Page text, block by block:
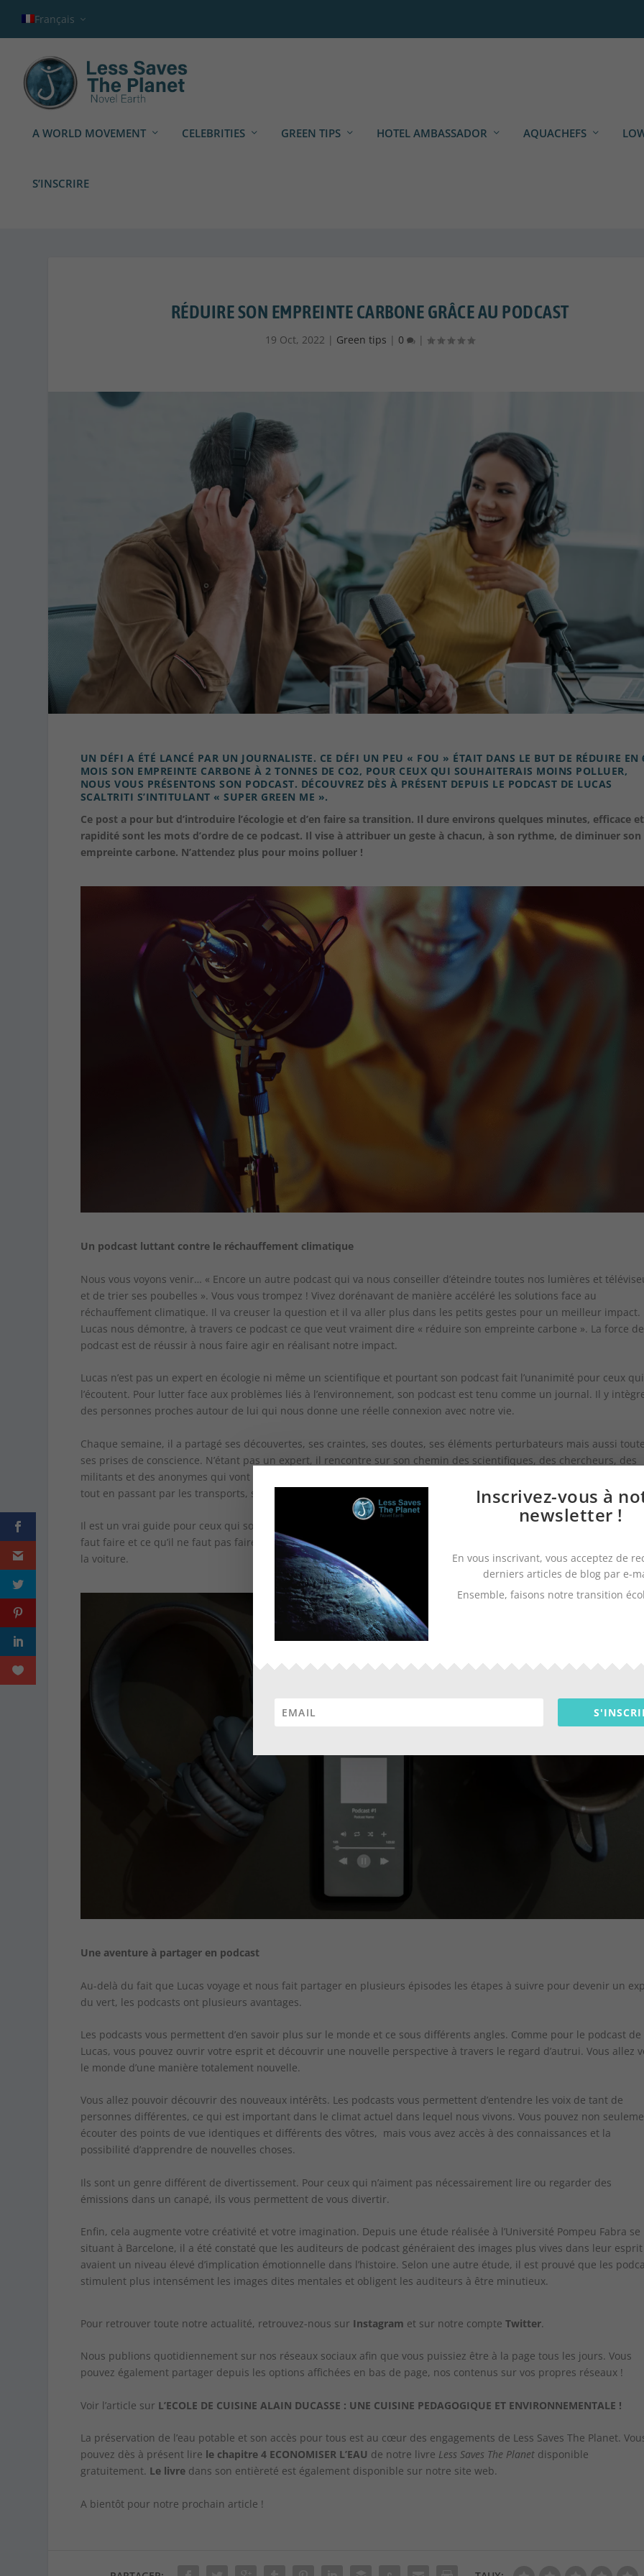
Français
A WORLD MOVEMENT CELEBRITIES GREEN TIPS HOTEL AMBASSADOR AQUACHEFS
S’INSCRIRE
RÉDUIRE SON EMPREINTE CARBONE GRÂCE AU PODCAST
19 Oct, 2022 | Green tips | 0 |
UN DÉFI A ÉTÉ LANCÉ PAR UN JOURNALISTE. CE DÉFI UN PEU « FOU » ÉTAIT DANS LE BUT DE RÉDUIRE EN
MOIS SON EMPREINTE CARBONE À 2 TONNES DE CO2, POUR CEUX QUI SOUHAITERAIS MOINS POLLUER,
NOUS VOUS PRÉSENTONS SON PODCAST. DÉCOUVREZ DÈS À PRÉSENT DEPUIS LE PODCAST DE LUCAS
SCALTRITI S’INTITULANT « SUPER GREEN ME ».
Ce post a pour but d’introduire l’écologie et d’en faire sa transition. Il dure environs quelques minutes, efficace et
rapidité sont les mots d’ordre de ce podcast. Il vise à attribuer un geste à chacun, à son rythme, de diminuer son
empreinte carbone. N’attendez plus pour moins polluer !
Un podcast luttant contre le réchauffement climatique
Nous vous voyons venir… « Encore un autre podcast qui va nous conseiller d’éteindre toutes nos lumières et
et de trier ses poubelles ». Vous vous trompez ! Vivez dorénavant de manière accéléré les solutions face au
réchauffement climatique. Il va creuser la question et il va aller plus dans les petits gestes pour un meilleur impact.
Lucas nous démontre, à travers ce podcast ce que veut vraiment dire « réduire son empreinte carbone ». La force
podcast est de réussir à nous faire agir en réalisant notre impact.
Lucas n’est pas un expert en écologie ni même un scientifique et pourtant son podcast fait l’unanimité pour ceux qui
l’écoutent. Pour lutter face aux problèmes liés à l’environnement, son podcast est tenu comme un journal. Il y
des personnes proches autour de lui qui nous donne une réelle connexion avec notre vie.
Chaque semaine, il a partagé ses découvertes, ses craintes, ses doutes, ses éléments perturbateurs mais aussi
ses prises de conscience. N’étant pas un expert, il rencontre sur son chemin des scientifiques, des chercheurs, des
militants et des anonymes qui vont l’épauler à mettre son objectif en place de façon écologique. Des repas aux
tout en passant par les transports, son chez soi et même dans les loisirs.
Il est un vrai guide pour ceux qui souhaiteraient se lancer et vous montre avec diffères arguments convaincants ce
faut faire et ce qu’il ne faut pas faire. Par exemple, lors de son voyage au Pays basque, il évite l’avion, le train et
la voiture.
Une aventure à partager en podcast
Au-delà du fait que Lucas voyage et nous fait partager en plusieurs épisodes les étapes à suivre pour devenir un
du vert, les podcasts ont plusieurs avantages.
Les podcasts vous permettent d’en savoir plus sur le monde et ce sous différents angles. Comme pour le podcast de
Lucas, vous pouvez ouvrir votre esprit et découvrir une nouvelle perspective à travers le regard d’autrui. Vous allez
le monde d’une manière totalement nouvelle.
Vous allez pouvoir découvrir des nouveaux intérêts. Les podcasts vous permettent d’entendre les voix de tant de
personnes différentes, ce qui est important dans le climat actuel dans lequel nous vivons. Vous pouvez non
écouter des points de vue identiques et différents des vôtres, mais vous avez accès à des connaissances et la
possibilité d’apprendre de nouvelles choses.
Ils sont un genre différent de divertissement. Pour ceux qui n’aiment pas nécessairement lire ou regarder des
émissions dans un canapé, ils vous permettent de vous divertir.
Enfin, cela augmente votre créativité et votre imagination. Depuis une étude réalisée à l’Université Pompeu Fabra se
situant à Barcelone, il a été constaté que les auditeurs de podcast généraient des images plus vives dans leur
avaient un niveau élevé d’implication émotionnelle dans l’histoire. Selon une autre étude, il est prouvé que les
stimulent plus intensément les images dites mentales et obligent les auditeurs à être minutieux.
Pour retrouver toute notre actualité, retrouvez-nous sur Instagram et sur notre compte Twitter.
Nous publions quotidiennement sur nos réseaux sociaux afin que vous puissiez être à la page tous les jours. Vous
pouvez également partager depuis les options affichées en bas de page, nos contenus sur vos propres réseaux !
Voir l’article sur L’ECOLE DE CUISINE ALAIN DUCASSE : UNE CUISINE PEDAGOGIQUE ET ENVIRONNEMENTALE !
La préservation de l’eau potable et son accès pour tous est au cœur des engagements de Less Saves The Planet.
pouvez dès à présent lire le chapitre 4 ECONOMISER L’EAU de notre livre Less Saves The Planetdisponible
gratuitement. Le livre dans son entièreté est également disponible sur notre site web.
A bientôt pour notre prochain article !
Inscrivez-vous à
newsletter !
En vous inscrivant, vous acceptez de
derniers articles de blog par e-
Ensemble, faisons notre transition